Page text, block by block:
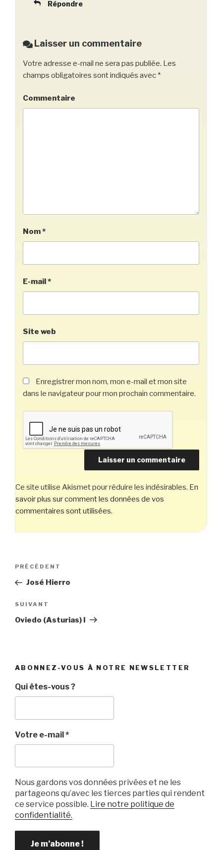
Répondre
Laisser un commentaire
Votre adresse e-mail ne sera pas publiée. Les
champs obligatoires sont indiqués avec *
Commentaire
Nom*
E-mail*
Site web
Enregistrer mon nom, mon e-mail et mon site
dans le navigateur pour mon prochain commentaire.
Ce site utilise Akismet pour réduire les indésirables. En
savoir plus sur comment les données de vos
commentaires sont utilisées.
Navigation
l’article
Article
précédent
PRÉCÉDENT
José Hierro
Article
suivant
SUIVANT
Oviedo (Asturias) I
ABONNEZ-VOUS À NOTRE NEWSLETTER
Qui êtes-vous ?
Votre e-mail*
Nous gardons vos données privées et ne les
partageons qu’avec les tierces parties qui rendent
ce service possible. Lire notre politique de
confidentialité.